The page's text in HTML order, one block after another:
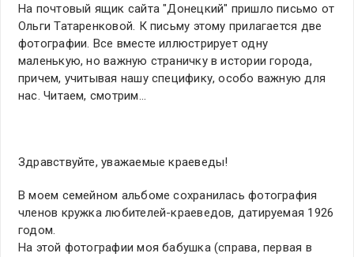
На почтовый ящик сайта "Донецкий" пришло письмо от
Ольги Татаренковой. К письму этому прилагается две
фотографии. Все вместе иллюстрирует одну
маленькую, но важную страничку в истории города,
причем, учитывая нашу специфику, особо важную для
нас. Читаем, смотрим…
Здравствуйте, уважаемые краеведы!
В моем семейном альбоме сохранилась фотография
членов кружка любителей-краеведов, датируемая 1926
годом.
На этой фотографии моя бабушка (справа, первая в